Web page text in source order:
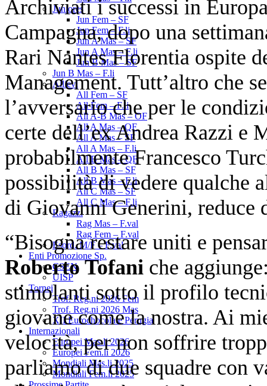
Juniores
Jun Fem – SF
Jun Fem – F.li
Jun A Mas – SF
Jun A Mas – F.li
Jun B Mas – SF
Jun B Mas – F.li
Allievi
All Fem – SF
All Fem – F.li
All A-B Mas – OF
All A Mas – QF
All A Mas – SF
All A Mas – F.li
All B Mas – QF
All B Mas – SF
All B Mas – F.li
All C Mas – SF
All C Mas – F.li
Ragazzi
Rag Mas – F.val
Rag Fem – F.val
Esord. M/F – F.val
Enti Promozione Sp.
CSEN
UISP
Tornei
Trof. Reg.ni 2026 Fem
Trof. Reg.ni 2026 Mas
XII Eurochocolate Perugia
Internazionali
Europei Mas.li 2026
Europei Fem.li 2026
Mondiali Mas.li 2025
Mondiali Fem.li 2025
Archiviati i successi in
Campagna, dopo una
Rari Nantes Florentia ospite
Management. Tutt’altro che
l’avversario che per le
certe dell’ex Andrea Razzi e
probabilmente Francesco
possibilità di vedere qualche
di Giovanni Generini, reduce
“Bisogna restare uniti e
Roberto Tofani che
stimolanti sotto il profilo
giovane come la nostra. Ai
velocità, per non soffrire
parliamo di due squadre con